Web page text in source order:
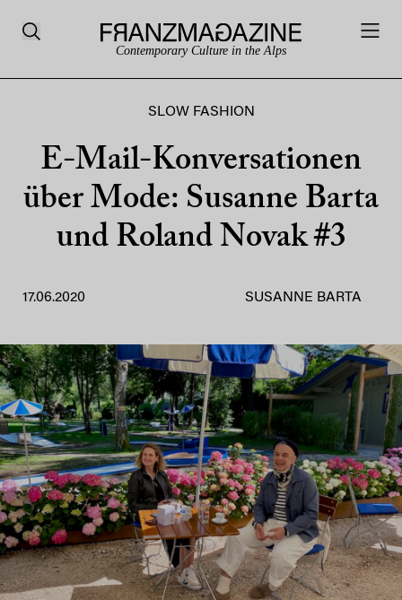
Contemporary Culture in the Alps
SLOW FASHION
E-Mail-Konversationen
über Mode: Susanne Barta
und Roland Novak #3
17.06.2020 SUSANNE BARTA